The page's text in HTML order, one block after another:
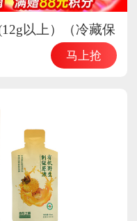
以上）（冷藏保
马上抢